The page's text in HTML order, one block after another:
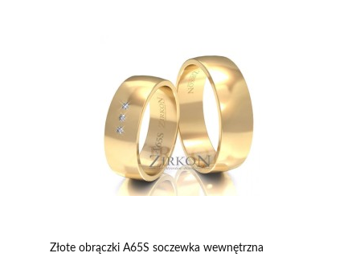
Złote obrączki A65S soczewka wewnętrzna